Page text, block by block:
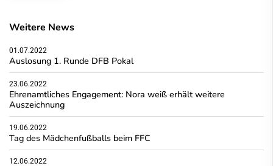
Weitere News
01.07.2022
Auslosung 1. Runde DFB Pokal
23.06.2022
Ehrenamtliches Engagement: Nora weiß erhält weitere
Auszeichnung
19.06.2022
Tag des Mädchenfußballs beim FFC
12.06.2022